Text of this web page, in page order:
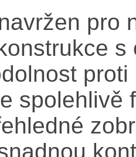
pro
spolehlivě